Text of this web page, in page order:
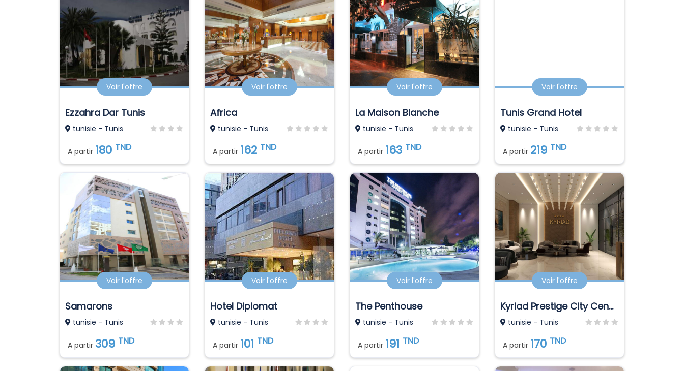
Voir l'offre
Ezzahra Dar Tunis
tunisie - Tunis
A partir 180 TND
Voir l'offre
Africa
tunisie - Tunis
A partir 162 TND
Voir l'offre
La Maison Blanche
tunisie - Tunis
A partir 163 TND
Voir l'offre
Tunis Grand Hotel
tunisie - Tunis
A partir 219 TND
Voir l'offre
Samarons
tunisie - Tunis
A partir 309 TND
Voir l'offre
Hotel Diplomat
tunisie - Tunis
A partir 101 TND
Voir l'offre
The Penthouse
tunisie - Tunis
A partir 191 TND
Voir l'offre
Kyriad Prestige City Center
tunisie - Tunis
A partir 170 TND